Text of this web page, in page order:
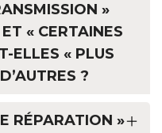
»
« CERTAINES
ELLES « PLUS
?
RÉPARATION »